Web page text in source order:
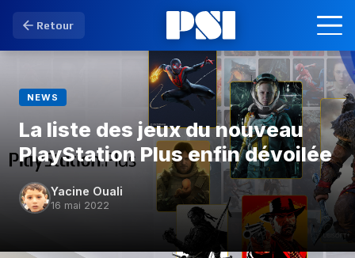
Retour
NEWS
La liste des jeux du nouveau
PlayStation Plus enfin dévoilée
Yacine Ouali
16 mai 2022